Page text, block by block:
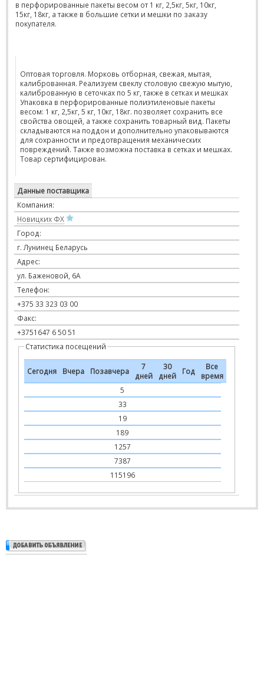
в перфорированные пакеты весом от 1 кг, 2,5кг, 5кг, 10кг,
15кг, 18кг, а также в большие сетки и мешки по заказу
покупателя.
Оптовая торговля. Морковь отборная, свежая, мытая,
калиброванная. Реализуем свеклу столовую свежую мытую,
калиброванную в сеточках по 5 кг, также в сетках и мешках
Упаковка в перфорированные полиэтиленовые пакеты
весом: 1 кг, 2,5кг, 5 кг, 10кг, 18кг. позволяет сохранить все
свойства овощей, а также сохранить товарный вид. Пакеты
складываются на поддон и дополнительно упаковываются
для сохранности и предотвращения механических
повреждений. Также возможна поставка в сетках и мешках.
Товар сертифицирован.
Данные поставщика
Компания:
Новицких ФХ
Город:
г. Лунинец Беларусь
Адрес:
ул. Баженовой, 6А
Телефон:
+375 33 323 03 00
Факс:
+3751647 6 50 51
Статистика посещений
Сегодня Вчера Позавчера
7
дней
30
дней
Год
Все
время
5
33
19
189
1257
7387
115196